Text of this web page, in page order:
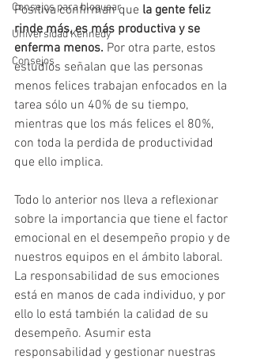
Consejos para bloguear
Universidad Kennedy
Consejos
Positiva confirman que la gente feliz
rinde más, es más productiva y se
enferma menos. Por otra parte, estos
estudios señalan que las personas
menos felices trabajan enfocados en la
tarea sólo un 40% de su tiempo,
mientras que los más felices el 80%,
con toda la perdida de productividad
que ello implica.
Todo lo anterior nos lleva a reflexionar
sobre la importancia que tiene el factor
emocional en el desempeño propio y de
nuestros equipos en el ámbito laboral.
La responsabilidad de sus emociones
está en manos de cada individuo, y por
ello lo está también la calidad de su
desempeño. Asumir esta
responsabilidad y gestionar nuestras